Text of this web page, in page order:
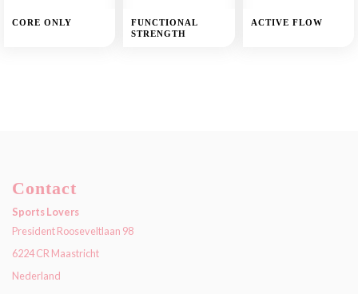
CORE ONLY
FUNCTIONAL
STRENGTH
ACTIVE FLOW
Contact
Sports Lovers
President Rooseveltlaan 98
6224 CR Maastricht
Nederland